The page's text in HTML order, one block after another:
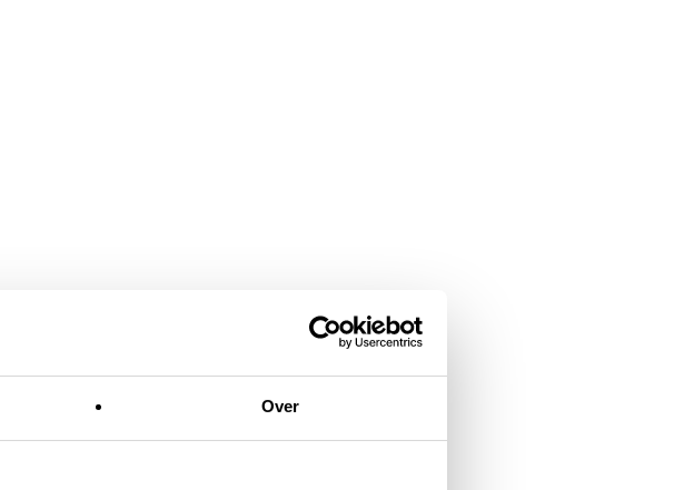
Over